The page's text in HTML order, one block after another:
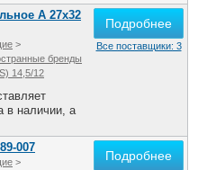
А 27x32
>
бренды
14,5/12
в наличии, а
Подробнее
Все поставщики: 3
007
>
Подробнее